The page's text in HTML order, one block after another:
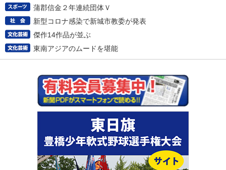
蒲郡信金２年連続団体Ｖ
新型コロナ感染で新城市教委が発表
傑作14作品が並ぶ
東南アジアのムードを堪能